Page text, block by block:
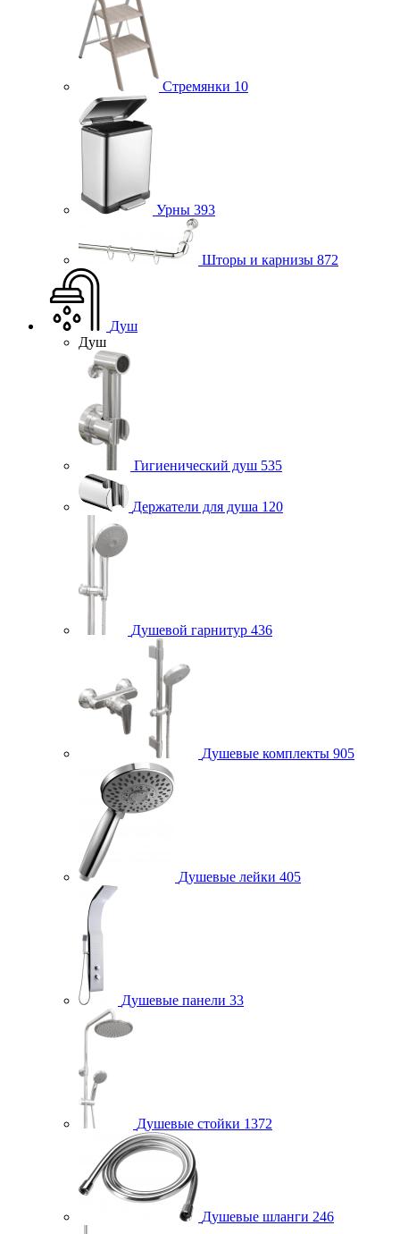
Стремянки 10
Урны 393
Шторы и карнизы 872
Душ
Душ
Гигиенический душ 535
Держатели для душа 120
Душевой гарнитур 436
Душевые комплекты 905
Душевые лейки 405
Душевые панели 33
Душевые стойки 1372
Душевые шланги 246